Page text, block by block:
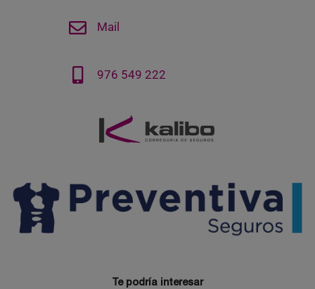
Mail
976 549 222
Te podría interesar